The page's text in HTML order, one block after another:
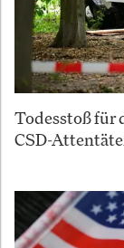
Todesstoß für
CSD-